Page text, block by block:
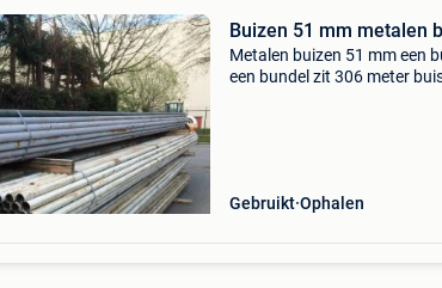
Buizen 51 mm
Metalen buizen 51 mm een
een bundel zit 306 meter
Gebruikt Ophalen